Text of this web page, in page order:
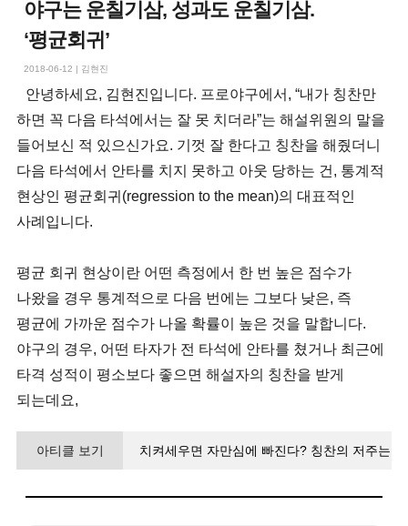
야구는 운칠기삼, 성과도 운칠기삼.
‘평균회귀’
2018-06-12 | 김현진
안녕하세요, 김현진입니다. 프로야구에서, “내가 칭찬만
하면 꼭 다음 타석에서는 잘 못 치더라”는 해설위원의 말을
들어보신 적 있으신가요. 기껏 잘 한다고 칭찬을 해줬더니
다음 타석에서 안타를 치지 못하고 아웃 당하는 건, 통계적
현상인 평균회귀(regression to the mean)의 대표적인
사례입니다.
평균 회귀 현상이란 어떤 측정에서 한 번 높은 점수가
나왔을 경우 통계적으로 다음 번에는 그보다 낮은, 즉
평균에 가까운 점수가 나올 확률이 높은 것을 말합니다.
야구의 경우, 어떤 타자가 전 타석에 안타를 쳤거나 최근에
타격 성적이 평소보다 좋으면 해설자의 칭찬을 받게
되는데요,
아티클 보기
치켜세우면 자만심에 빠진다? 칭찬의 저주는